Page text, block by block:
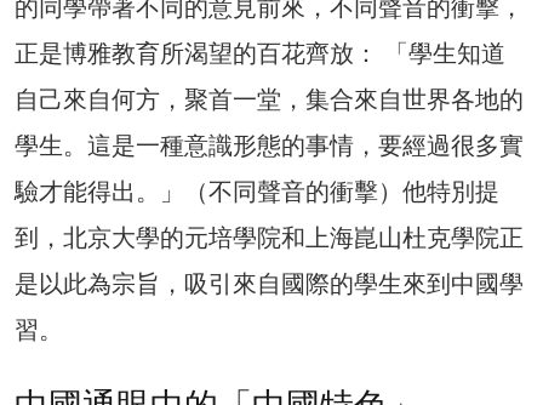
的同學帶著不同的意見前來，不同聲音的衝擊，
正是博雅教育所渴望的百花齊放： 「學生知道
自己來自何方，聚首一堂，集合來自世界各地的
學生。這是一種意識形態的事情，要經過很多實
驗才能得出。」（不同聲音的衝擊）他特別提
到，北京大學的元培學院和上海崑山杜克學院正
是以此為宗旨，吸引來自國際的學生來到中國學
習。